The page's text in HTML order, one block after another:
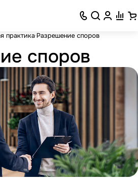
практика Разрешение споров
споров